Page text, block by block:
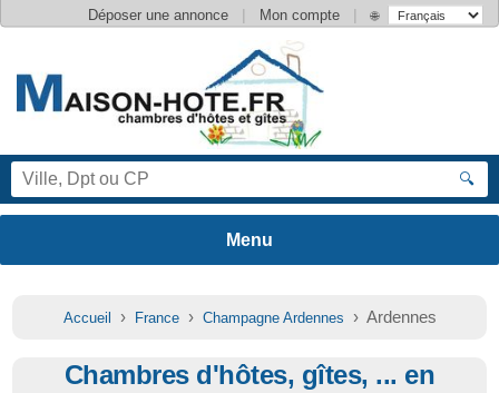
Déposer une annonce | Mon compte | 🌐
🔍
Accueil › France› Champagne Ardennes › Ardennes
Chambres d'hôtes, gîtes, ... en